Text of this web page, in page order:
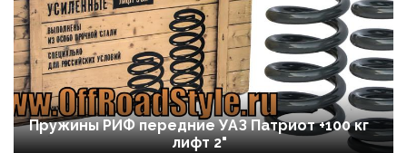
Пружины РИФ передние УАЗ Патриот +100 кг
лифт 2"